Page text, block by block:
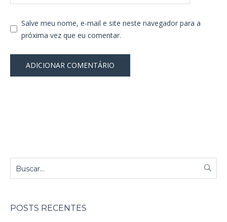
Salve meu nome, e-mail e site neste navegador para a
próxima vez que eu comentar.
POSTS RECENTES